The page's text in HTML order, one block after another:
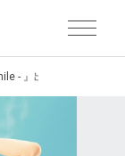
- 』出演！